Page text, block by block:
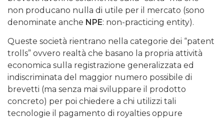
non producano nulla di utile per il mercato (sono
denominate anche NPE: non-practicing entity).
Queste società rientrano nella categorie dei “patent
trolls” ovvero realtà che basano la propria attività
economica sulla registrazione generalizzata ed
indiscriminata del maggior numero possibile di
brevetti (ma senza mai sviluppare il prodotto
concreto) per poi chiedere a chi utilizzi tali
tecnologie il pagamento di royalties oppure